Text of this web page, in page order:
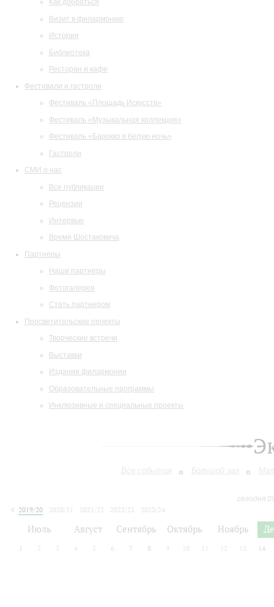
Как добраться
Визит в филармонию
История
Библиотека
Ресторан и кафе
Фестивали и гастроли
Фестиваль «Площадь Искусств»
Фестиваль «Музыкальная коллекция»
Фестиваль «Барокко в белую ночь»
Гастроли
СМИ о нас
Все публикации
Рецензии
Интервью
Время Шостаковича
Партнеры
Наши партнеры
Фотогалерея
Стать партнером
Просветительские проекты
Творческие встречи
Выставки
Издания филармонии
Образовательные программы
Инклюзивные и специальные проекты
Все события Большой зал
сегодня
2019/20
2020/21 2021/22 2022/23
2023/24
Июль Август Сентябрь Октябрь Ноябрь
1 2 3 4 5 6 7 8 9 10 12 13 14